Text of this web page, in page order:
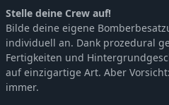
Stelle deine Crew auf!
Bilde deine eigene
individuell an. Dank prozedural
Fertigkeiten und
auf einzigartige Art. Aber
immer.